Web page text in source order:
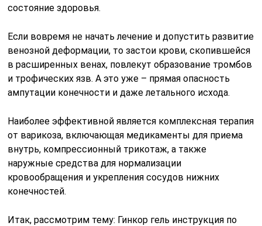
состояние здоровья.
Если вовремя не начать лечение и допустить развитие
венозной деформации, то застои крови, скопившейся
в расширенных венах, повлекут образование тромбов
и трофических язв. А это уже – прямая опасность
ампутации конечности и даже летального исхода.
Наиболее эффективной является комплексная терапия
от варикоза, включающая медикаменты для приема
внутрь, компрессионный трикотаж, а также
наружные средства для нормализации
кровообращения и укрепления сосудов нижних
конечностей.
Итак, рассмотрим тему: Гинкор гель инструкция по